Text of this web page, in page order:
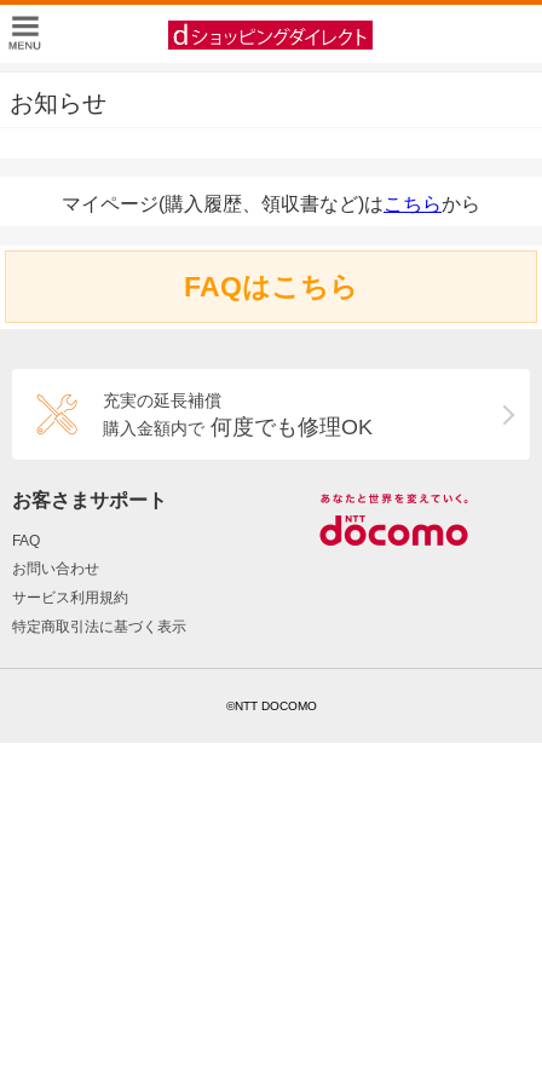
お知らせ
マイページ(購入履歴、領収書など)はこちらから
FAQはこちら
充実の延長補償
購入金額内で 何度でも修理OK
お客さまサポート
FAQ
お問い合わせ
サービス利用規約
特定商取引法に基づく表示
©NTT DOCOMO